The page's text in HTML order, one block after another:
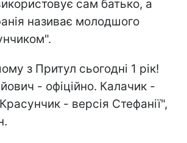
сам батько, а
називає молодшого
з Притул сьогодні 1 рік!
- офіційно. Калачик -
- версія Стефанії",